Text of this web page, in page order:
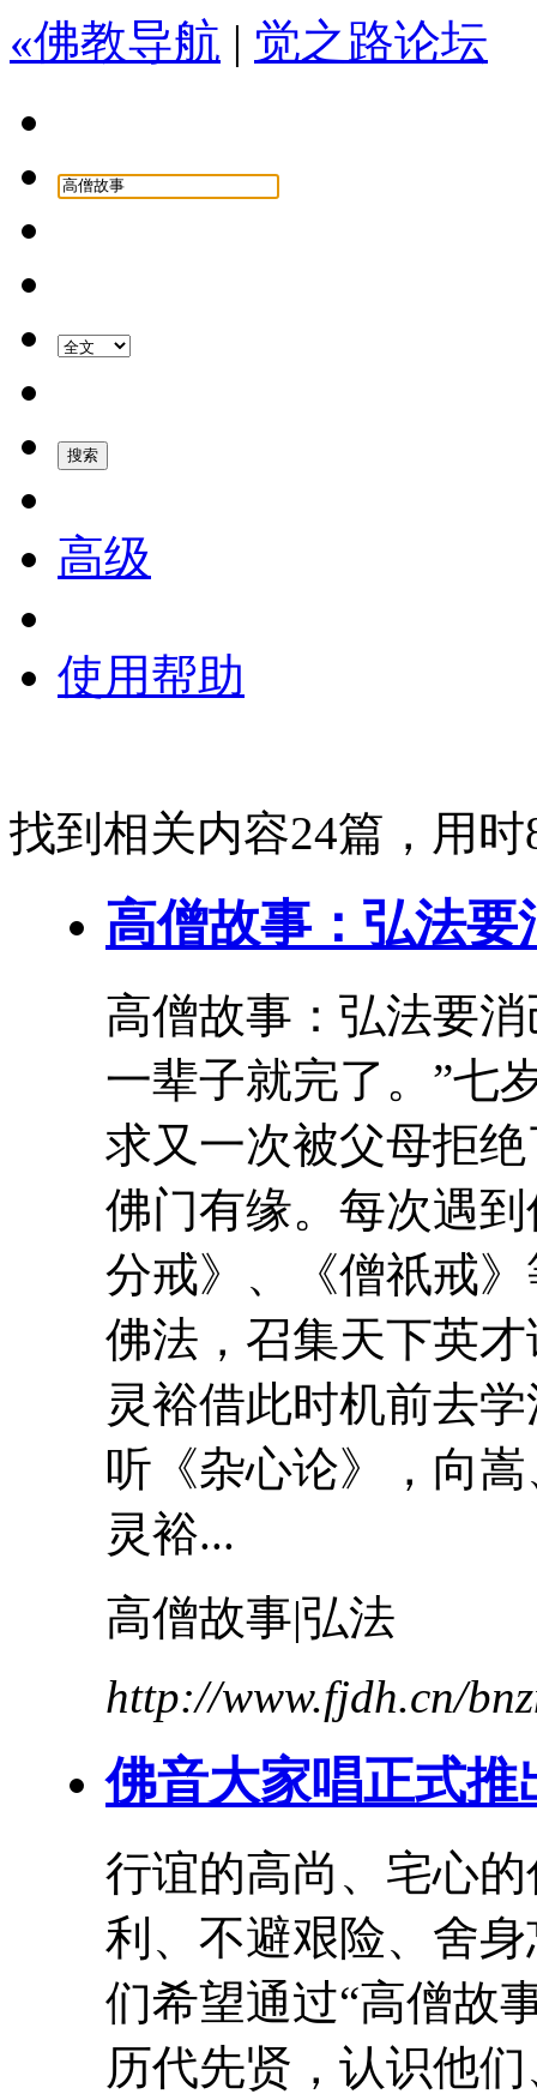
«佛教导航 | 觉之路论坛
高级
使用帮助
找到相关内容24篇，用时
高僧故事：弘法要
高僧故事 ：弘法要
一辈子就完了。”七
求又一次被父母拒
佛门有缘。每次遇
分戒》、《僧祇戒
佛法，召集天下英
灵裕借此时机前去
听《杂心论》，向
灵裕...
高僧故事|弘法
http://www.fjdh.cn/
佛音大家唱正式推
行谊的高尚、宅心
利、不避艰险、舍
们希望通过“高僧故
历代先贤，认识他